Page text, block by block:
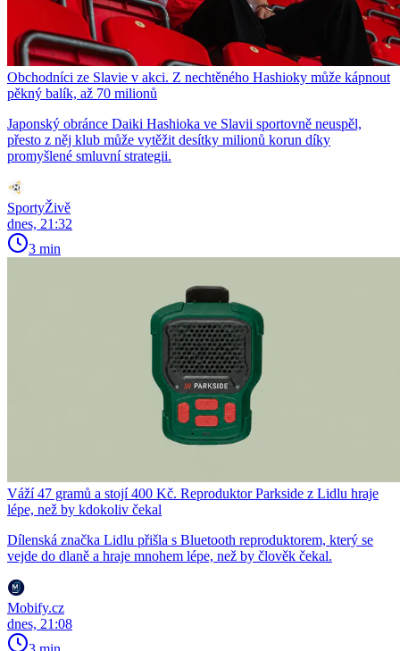
Obchodníci ze Slavie v akci. Z nechtěného Hashioky může kápnout
pěkný balík, až 70 milionů
Japonský obránce Daiki Hashioka ve Slavii sportovně neuspěl,
přesto z něj klub může vytěžit desítky milionů korun díky
promyšlené smluvní strategii.
SportyŽivě
dnes, 21:32
3 min
Váží 47 gramů a stojí 400 Kč. Reproduktor Parkside z Lidlu hraje
lépe, než by kdokoliv čekal
Dílenská značka Lidlu přišla s Bluetooth reproduktorem, který se
vejde do dlaně a hraje mnohem lépe, než by člověk čekal.
Mobify.cz
dnes, 21:08